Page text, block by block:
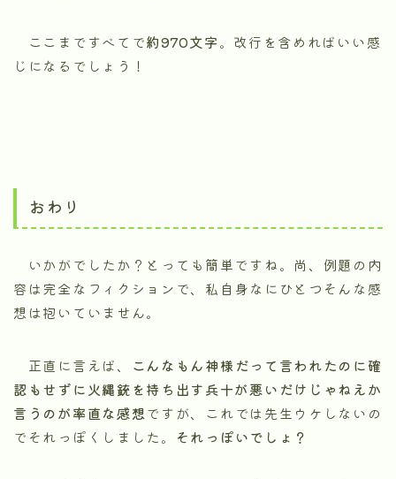
ここまですべてで約970文字。改行を含めればいい感
じになるでしょう！
おわり
いかがでしたか？とっても簡単ですね。尚、例題の内
容は完全なフィクションで、私自身なにひとつそんな感
想は抱いていません。
正直に言えば、
こんなもん神様だって言われたのに確
認もせずに火縄銃を持ち出す兵十が悪いだけじゃねえか
言うのが率直な感想ですが、これでは先生ウケしないの
でそれっぽくしました。
それっぽいでしょ？